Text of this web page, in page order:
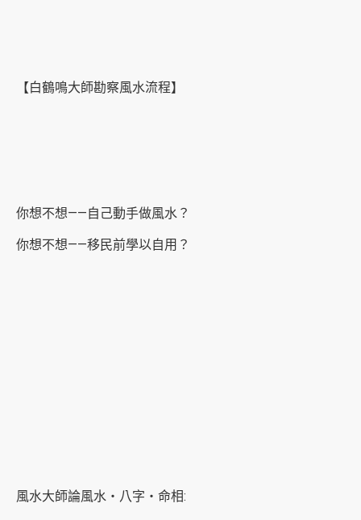
【白鶴鳴大師勘察風水流程】
你想不想——自己動手做風水？
你想不想——移民前學以自用？
風水大師論風水‧八字‧命相: